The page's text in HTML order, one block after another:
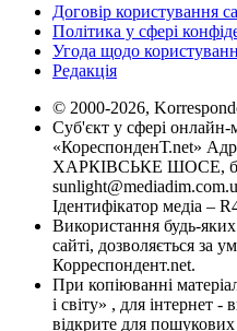
Договір користування
Політика у сфері
Угода щодо
Редакція
© 2000-2026,
Суб'єкт у сфері онлайн-
«КореспонденТ.net»
ХАРКІВСЬКЕ ШОСЕ,
Ідентифікатор медіа –
Використання будь-
сайті, дозволяється за
Корреспондент.net.
При копіюванні
і світу» , для інтернет
відкрите для